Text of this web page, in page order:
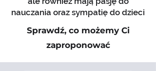
nauczania oraz sympatię do dzieci
Sprawdź, co możemy Ci
zaproponować